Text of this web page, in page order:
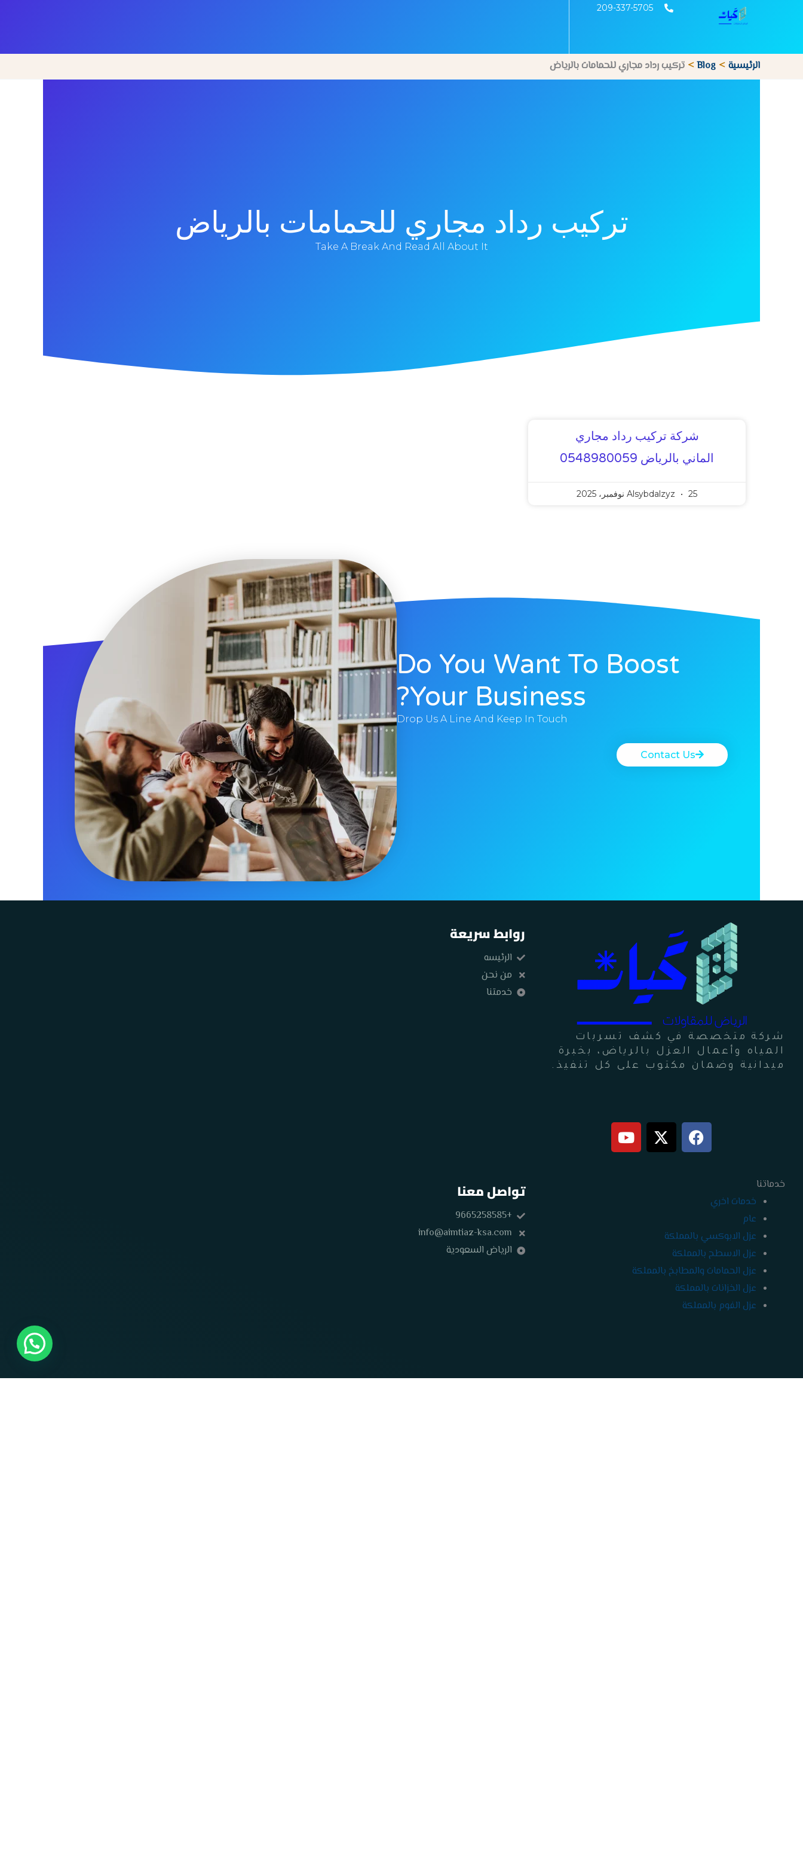
209-337-5705
الرئيسية Blog تركيب رداد مجاري للحمامات بالرياض
تركيب رداد مجاري للحمامات بالرياض
Take A Break And Read All About It
شركة تركيب رداد مجاري
الماني بالرياض 0548980059
Alsybdalzyz 25 نوفمبر، 2025
Do You Want To Boost
Your Business?
Drop Us A Line And Keep In Touch
Contact Us
شركة متخصصة في كشف تسربات
المياه وأعمال العزل بالرياض، بخبرة
ميدانية وضمان مكتوب على كل تنفيذ.
F
a
c
k
X
-
t
Y
o
u
روابط سريعة
الرئيسه
من نحن
خدمتنا
خدماتنا
خدمات اخري
عام
عزل الابوكسي بالمملكة
عزل الاسطح بالمملكة
عزل الحمامات والمطابخ بالمملكة
عزل الخزانات بالمملكة
عزل الفوم بالمملكة
تواصل معنا
+9665258585
info@aimtiaz-ksa.com
الرياض السعودية